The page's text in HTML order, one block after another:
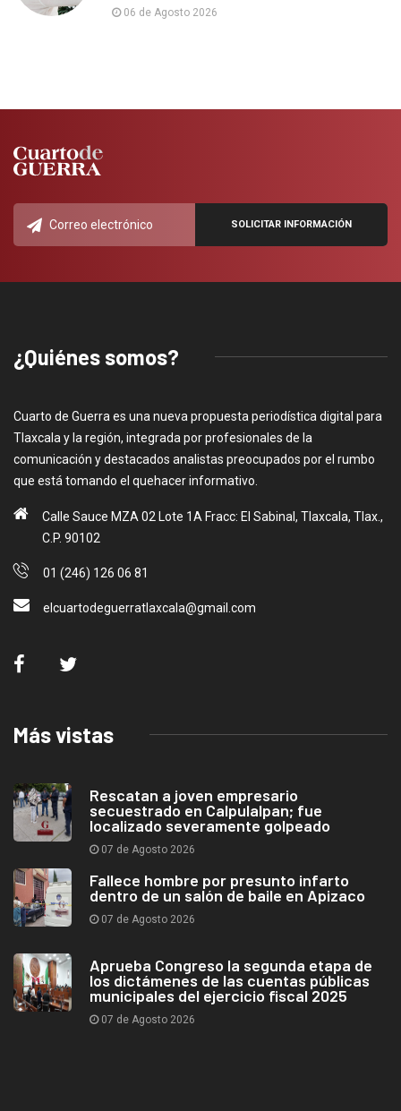
06 de Agosto 2026
¿Quiénes somos?
Cuarto de Guerra es una nueva propuesta periodística digital para
Tlaxcala y la región, integrada por profesionales de la
comunicación y destacados analistas preocupados por el rumbo
que está tomando el quehacer informativo.
Calle Sauce MZA 02 Lote 1A Fracc: El Sabinal, Tlaxcala, Tlax.,
C.P. 90102
01 (246) 126 06 81
elcuartodeguerratlaxcala@gmail.com
Más vistas
Rescatan a joven empresario
secuestrado en Calpulalpan; fue
localizado severamente golpeado
07 de Agosto 2026
Fallece hombre por presunto infarto
dentro de un salón de baile en Apizaco
07 de Agosto 2026
Aprueba Congreso la segunda etapa de
los dictámenes de las cuentas públicas
municipales del ejercicio fiscal 2025
07 de Agosto 2026